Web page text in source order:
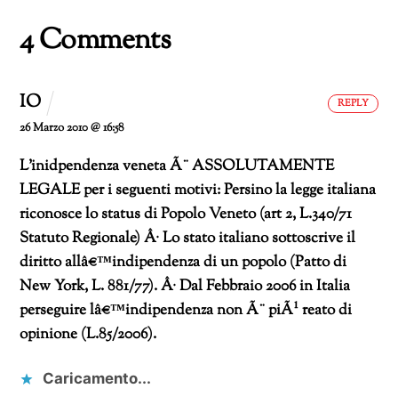
4 Comments
IO
26 Marzo 2010 @ 16:58
L’inidpendenza veneta Ã¨ ASSOLUTAMENTE
LEGALE per i seguenti motivi:Persino la legge italiana
riconosce lo status di Popolo Veneto (art 2, L.340/71
Statuto Regionale) Â· Lo stato italiano sottoscrive il
diritto allâ€™indipendenza di un popolo (Patto di
New York, L. 881/77).Â· Dal Febbraio 2006 in Italia
perseguire lâ€™indipendenza non Ã¨ piÃ¹ reato di
opinione (L.85/2006).
Caricamento...
REPLY